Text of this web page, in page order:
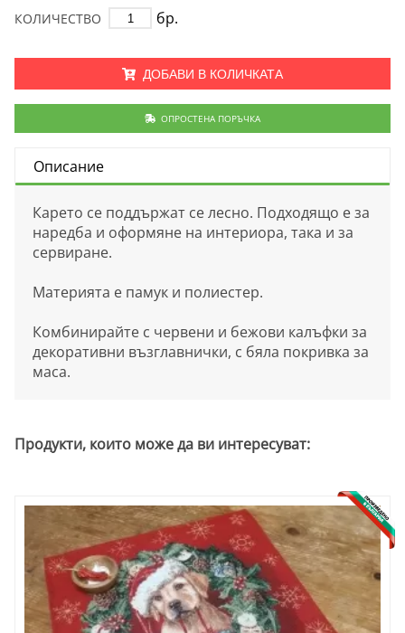
КОЛИЧЕСТВО бр.
ДОБАВИ В КОЛИЧКАТА
ОПРОСТЕНА ПОРЪЧКА
Описание
Карето се поддържат се лесно. Подходящо е за
наредба и оформяне на интериора, така и за
сервиране.
Материята е памук и полиестер.
Комбинирайте с червени и бежови калъфки за
декоративни възглавнички, с бяла покривка за
маса.
Продукти, които може да ви интересуват: